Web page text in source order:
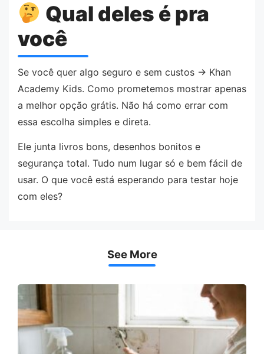
Qual deles é pra
você
Se você quer algo seguro e sem custos → Khan
Academy Kids. Como prometemos mostrar apenas
a melhor opção grátis. Não há como errar com
essa escolha simples e direta.
Ele junta livros bons, desenhos bonitos e
segurança total. Tudo num lugar só e bem fácil de
usar. O que você está esperando para testar hoje
com eles?
See More